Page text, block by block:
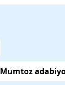
Mumtoz